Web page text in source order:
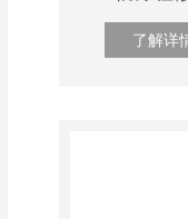
了解详